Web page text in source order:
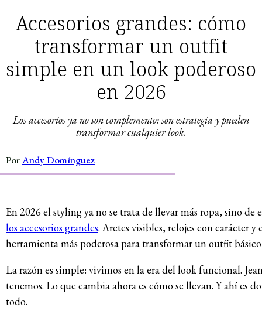
Accesorios grandes: cómo
transformar un outfit
simple en un look poderoso
en 2026
Los accesorios ya no son complemento: son estrategia y pueden
transformar cualquier look.
PorAndy Domínguez
En 2026 el styling ya no se trata de llevar más ropa, sino
los accesorios grandes. Aretes visibles, relojes con carácter
herramienta más poderosa para transformar un outfit
La razón es simple: vivimos en la era del look funcional.
tenemos. Lo que cambia ahora es cómo se llevan. Y ahí es
todo.